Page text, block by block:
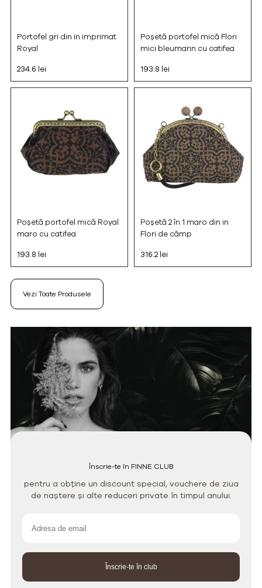
Portofel gri din in imprimat
Royal
234.6 lei
Poșetă portofel mică Flori
mici bleumarin cu catifea
193.8 lei
Poșetă portofel mică Royal
maro cu catifea
193.8 lei
Poșetă 2 în 1 maro din in
Flori de câmp
316.2 lei
Vezi Toate Produsele
Înscrie-te în FINNE CLUB
pentru a obține un discount special, vouchere de ziua
de naștere și alte reduceri private în timpul anului.